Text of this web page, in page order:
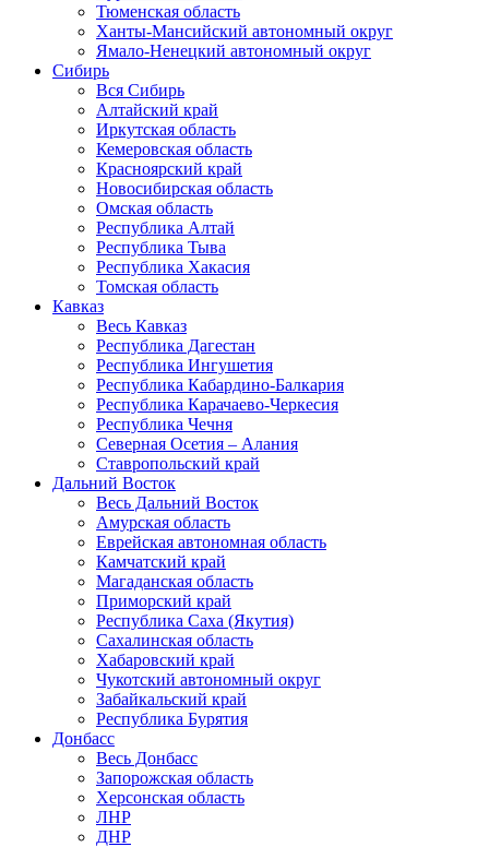
Тюменская область
Ханты-Мансийский автономный округ
Ямало-Ненецкий автономный округ
Сибирь
Вся Сибирь
Алтайский край
Иркутская область
Кемеровская область
Красноярский край
Новосибирская область
Омская область
Республика Алтай
Республика Тыва
Республика Хакасия
Томская область
Кавказ
Весь Кавказ
Республика Дагестан
Республика Ингушетия
Республика Кабардино-Балкария
Республика Карачаево-Черкесия
Республика Чечня
Северная Осетия – Алания
Ставропольский край
Дальний Восток
Весь Дальний Восток
Амурская область
Еврейская автономная область
Камчатский край
Магаданская область
Приморский край
Республика Саха (Якутия)
Сахалинская область
Хабаровский край
Чукотский автономный округ
Забайкальский край
Республика Бурятия
Донбасс
Весь Донбасс
Запорожская область
Херсонская область
ЛНР
ДНР